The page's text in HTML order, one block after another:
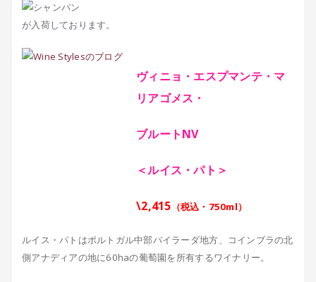
が入荷しております。
ヴィニョ・エスプマンテ・マ
リアゴメス・
ブルートNV
＜ルイス・パト＞
\2,415 （税込・750ml）
ルイス・パトはポルトガル中部バイラーダ地方、コインブラの北
側アナディアの地に60haの葡萄園を所有するワイナリー。